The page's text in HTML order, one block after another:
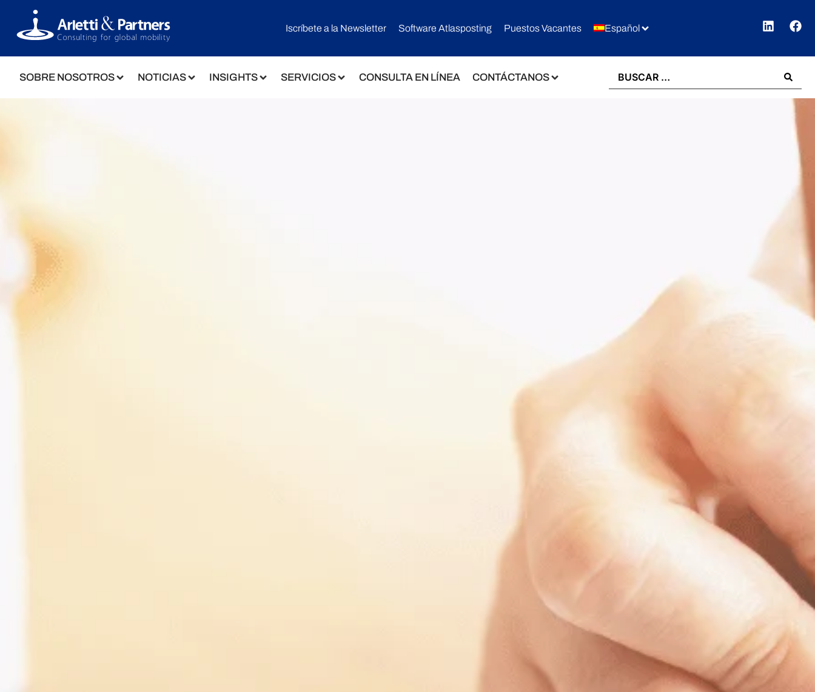
Iscríbete a la Newsletter Software Atlasposting Puestos Vacantes Español
SOBRE NOSOTROS NOTICIAS INSIGHTS SERVICIOS CONSULTA EN LÍNEA CONTÁCTANOS